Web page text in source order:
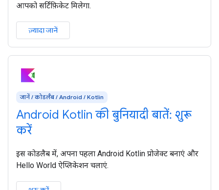
आपको सर्टिफ़िकेट मिलेगा.
ज़्यादा जानें
जानें / कोडलैब / Android / Kotlin
Android Kotlin की बुनियादी बातें: शुरू
करें
इस कोडलैब में, अपना पहला Android Kotlin प्रोजेक्ट बनाएं और
Hello World ऐप्लिकेशन चलाएं.